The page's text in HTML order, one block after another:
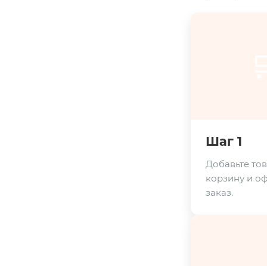
Шаг 1
Добавьте
корзину и
заказ.